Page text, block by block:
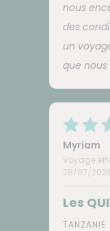
nous
des
un
que nous
Myriam
Voyage
28/07/
Les
TANZANIE